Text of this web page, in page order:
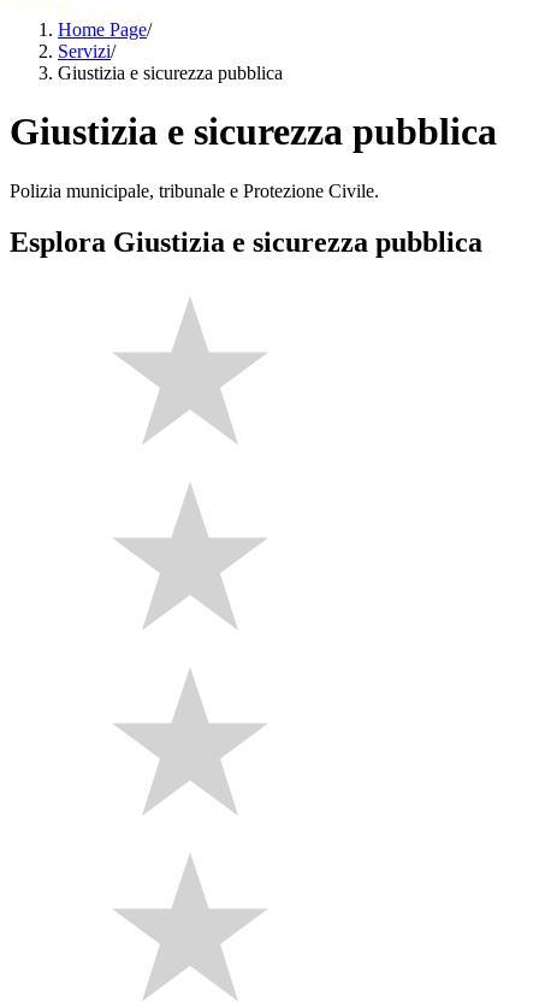
Home Page/
Servizi/
Giustizia e sicurezza pubblica
Giustizia e sicurezza pubblica
Polizia municipale, tribunale e Protezione Civile.
Esplora Giustizia e sicurezza pubblica